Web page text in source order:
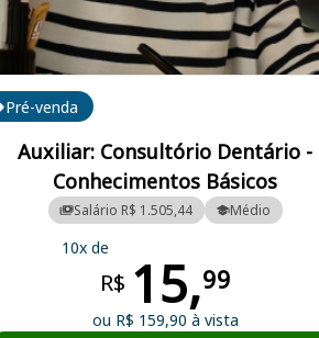
Pré-venda
Auxiliar: Consultório Dentário -
Conhecimentos Básicos
Salário R$ 1.505,44 Médio
10x de
R$ 15,99
ou R$ 159,90 à vista